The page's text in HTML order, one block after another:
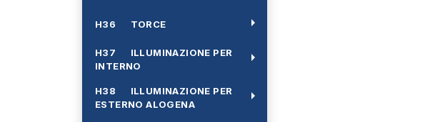
H36 TORCE arrow_right
H37 ILLUMINAZIONE PER
INTERNO
arrow_right
H38 ILLUMINAZIONE PER
ESTERNO ALOGENA
arrow_right